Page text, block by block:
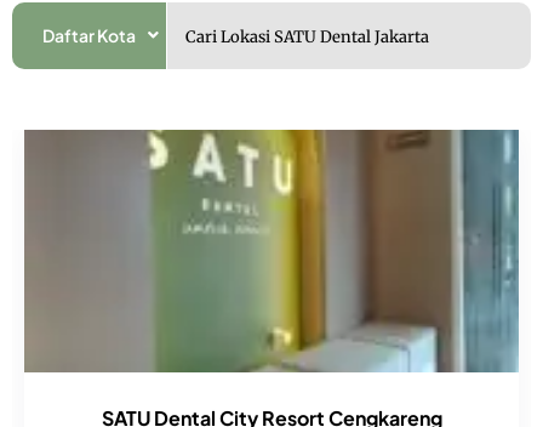
Daftar Kota
SATU Dental City Resort Cengkareng